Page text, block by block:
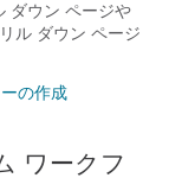
ダウン ページや
ル ダウン ページ
の作成
ワークフ